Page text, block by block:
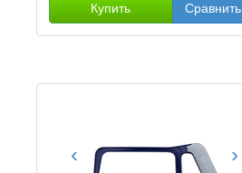
Купить Сравнить
‹ ›